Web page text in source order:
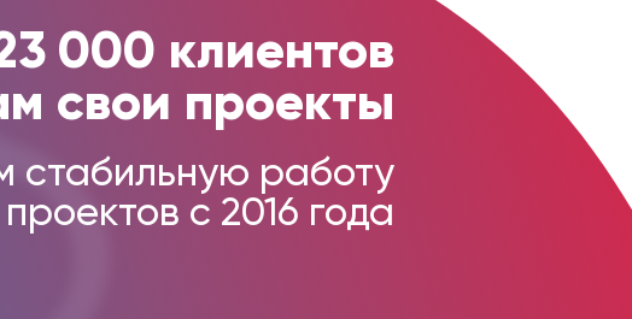
000 клиентов
свои проекты
стабильную работу
проектов с 2016 года